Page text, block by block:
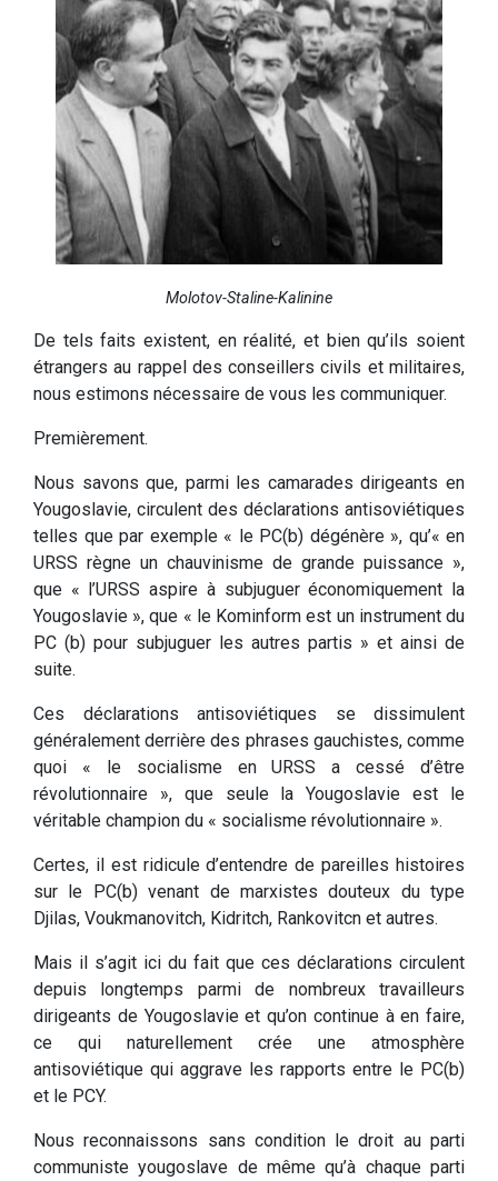
Molotov-Staline-Kalinine
De tels faits existent, en réalité, et bien qu’ils soient
étrangers au rappel des conseillers civils et militaires,
nous estimons nécessaire de vous les communiquer.
Premièrement.
Nous savons que, parmi les camarades dirigeants en
Yougoslavie, circulent des déclarations antisoviétiques
telles que par exemple « le PC(b) dégénère », qu’« en
URSS règne un chauvinisme de grande puissance »,
que « l’URSS aspire à subjuguer économiquement la
Yougoslavie », que « le Kominform est un instrument du
PC (b) pour subjuguer les autres partis » et ainsi de
suite.
Ces déclarations antisoviétiques se dissimulent
généralement derrière des phrases gauchistes, comme
quoi « le socialisme en URSS a cessé d’être
révolutionnaire », que seule la Yougoslavie est le
véritable champion du « socialisme révolutionnaire ».
Certes, il est ridicule d’entendre de pareilles histoires
sur le PC(b) venant de marxistes douteux du type
Djilas, Voukmanovitch, Kidritch, Rankovitcn et autres.
Mais il s’agit ici du fait que ces déclarations circulent
depuis longtemps parmi de nombreux travailleurs
dirigeants de Yougoslavie et qu’on continue à en faire,
ce qui naturellement crée une atmosphère
antisoviétique qui aggrave les rapports entre le PC(b)
et le PCY.
Nous reconnaissons sans condition le droit au parti
communiste yougoslave de même qu’à chaque parti